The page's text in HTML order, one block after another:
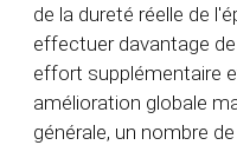
de la dureté réelle de
effectuer davantage
effort supplémentaire
amélioration globale
générale, un nombre